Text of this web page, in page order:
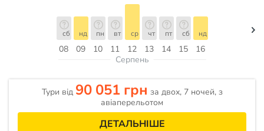
08
сб
09
нд
10
пн
11
вт
12
ср
13
чт
14
пт
15
сб
16
нд
Серпень
Тури від 90 051 грн за двох, 7 ночей, з
авіаперельотом
ДЕТАЛЬНІШЕ